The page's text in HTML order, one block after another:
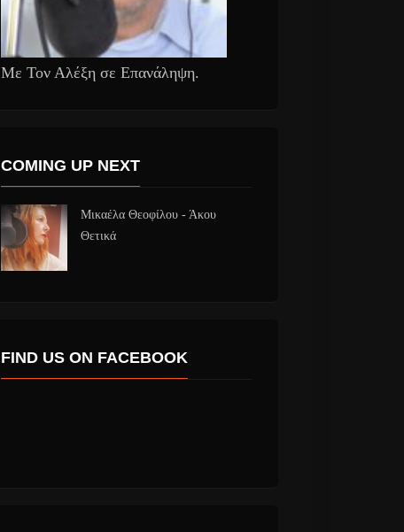
Με Τον Αλέξη σε Επανάληψη.
COMING UP NEXT
Μικαέλα Θεοφίλου - Άκου
Θετικά
FIND US ON FACEBOOK